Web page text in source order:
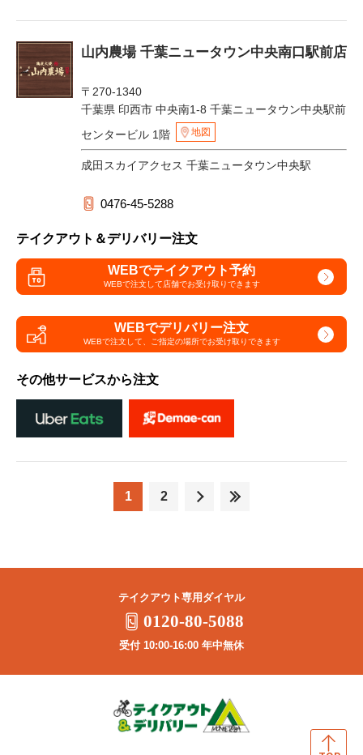
山内農場 千葉ニュータウン中央南口駅前店
〒270-1340
千葉県 印西市 中央南1-8 千葉ニュータウン中央駅前
センタービル 1階
地図
成田スカイアクセス 千葉ニュータウン中央駅
0476-45-5288
テイクアウト＆デリバリー注文
WEBでテイクアウト予約
WEBで注文して店舗でお受け取りできます
WEBでデリバリー注文
WEBで注文して、 ご指定の場所でお受け取りできます
その他サービスから注文
1 2
テイクアウト専用ダイヤル
0120-80-5088
受付 10:00-16:00 年中無休